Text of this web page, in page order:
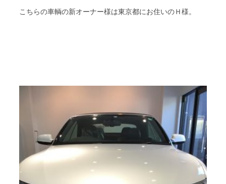
こちらの車輌の新オーナー様は東京都にお住いのＨ様。